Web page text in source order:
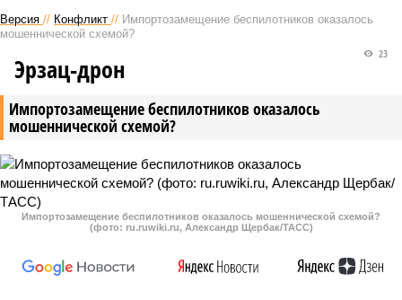
Версия // Конфликт // Импортозамещение беспилотников оказалось
мошеннической схемой?
Импортозамещение беспилотников оказалось
мошеннической схемой?
23
Эрзац-дрон
Импортозамещение беспилотников оказалось мошеннической схемой?
(фото: ru.ruwiki.ru, Александр Щербак/ТАСС)